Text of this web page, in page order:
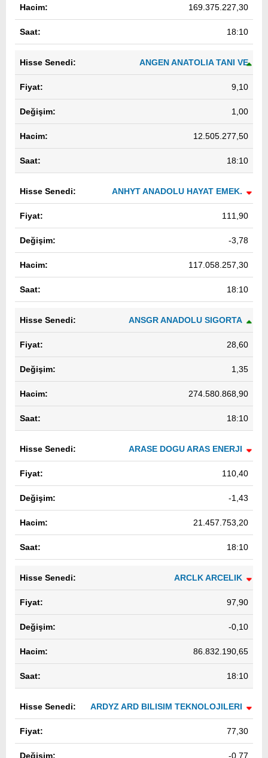
169.375.227,30
18:10
ANGEN ANATOLIA TANI VE
BIYOTEKNOLOJI
9,10
1,00
12.505.277,50
18:10
ANHYT ANADOLU HAYAT EMEK.
111,90
-3,78
117.058.257,30
18:10
ANSGR ANADOLU SIGORTA
28,60
1,35
274.580.868,90
18:10
ARASE DOGU ARAS ENERJI
110,40
-1,43
21.457.753,20
18:10
ARCLK ARCELIK
97,90
-0,10
86.832.190,65
18:10
ARDYZ ARD BILISIM TEKNOLOJILERI
77,30
-0,77